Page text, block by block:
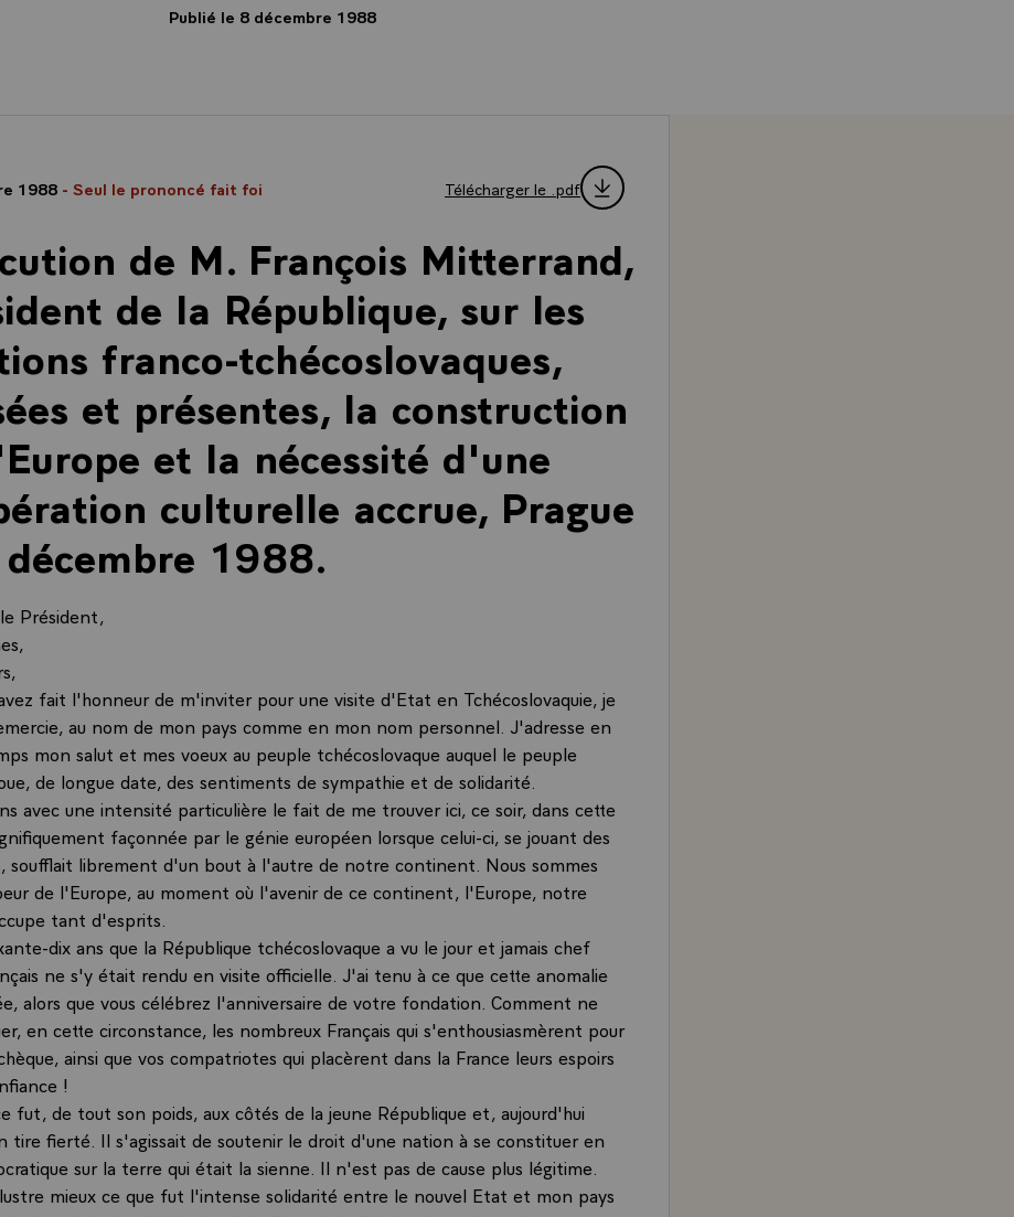
Publié le 8 décembre 1988
1988 - Seul le prononcé fait foi Télécharger le .pdf
de M. François Mitterrand,
de la République, sur les
franco-tchécoslovaques,
et présentes, la construction
et la nécessité d'une
culturelle accrue, Prague
1988.
Président,
fait l'honneur de m'inviter pour une visite d'Etat en Tchécoslovaquie, je
au nom de mon pays comme en mon nom personnel. J'adresse en
mon salut et mes voeux au peuple tchécoslovaque auquel le peuple
de longue date, des sentiments de sympathie et de solidarité.
avec une intensité particulière le fait de me trouver ici, ce soir, dans cette
façonnée par le génie européen lorsque celui-ci, se jouant des
soufflait librement d'un bout à l'autre de notre continent. Nous sommes
de l'Europe, au moment où l'avenir de ce continent, l'Europe, notre
tant d'esprits.
dix ans que la République tchécoslovaque a vu le jour et jamais chef
ne s'y était rendu en visite officielle. J'ai tenu à ce que cette anomalie
alors que vous célébrez l'anniversaire de votre fondation. Comment ne
en cette circonstance, les nombreux Français qui s'enthousiasmèrent pour
ainsi que vos compatriotes qui placèrent dans la France leurs espoirs
!
fut, de tout son poids, aux côtés de la jeune République et, aujourd'hui
tire fierté. Il s'agissait de soutenir le droit d'une nation à se constituer en
sur la terre qui était la sienne. Il n'est pas de cause plus légitime.
mieux ce que fut l'intense solidarité entre le nouvel Etat et mon pays